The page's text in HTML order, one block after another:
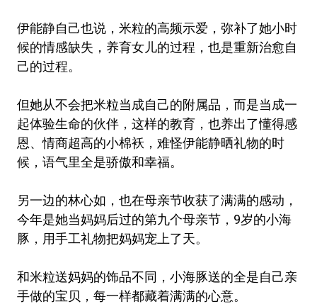
伊能静自己也说，米粒的高频示爱，弥补了她小时
候的情感缺失，养育女儿的过程，也是重新治愈自
己的过程。
但她从不会把米粒当成自己的附属品，而是当成一
起体验生命的伙伴，这样的教育，也养出了懂得感
恩、情商超高的小棉袄，难怪伊能静晒礼物的时
候，语气里全是骄傲和幸福。
另一边的林心如，也在母亲节收获了满满的感动，
今年是她当妈妈后过的第九个母亲节，9岁的小海
豚，用手工礼物把妈妈宠上了天。
和米粒送妈妈的饰品不同，小海豚送的全是自己亲
手做的宝贝，每一样都藏着满满的心意。